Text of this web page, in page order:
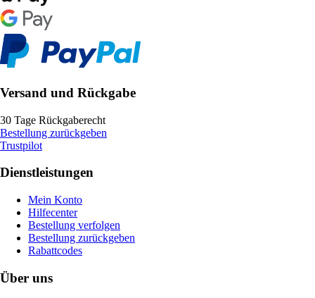
Versand und Rückgabe
30 Tage Rückgaberecht
Bestellung zurückgeben
Trustpilot
Dienstleistungen
Mein Konto
Hilfecenter
Bestellung verfolgen
Bestellung zurückgeben
Rabattcodes
Über uns